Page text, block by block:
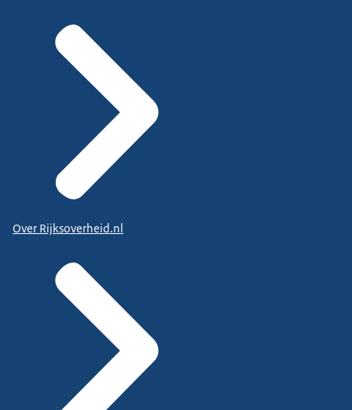
Over Rijksoverheid.nl